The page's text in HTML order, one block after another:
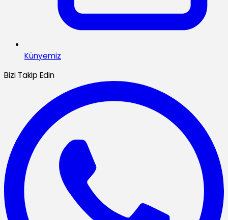
Künyemiz
Bizi Takip Edin